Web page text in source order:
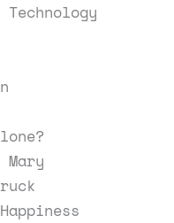
Technology